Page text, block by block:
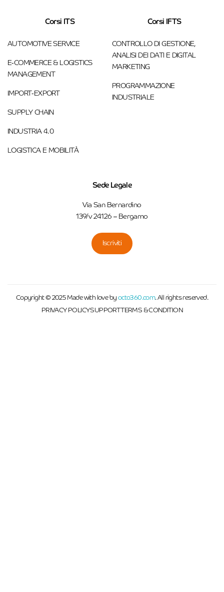
Corsi ITS
AUTOMOTIVE SERVICE
E-COMMERCE & LOGISTICS
MANAGEMENT
IMPORT-EXPORT
SUPPLY CHAIN
INDUSTRIA 4.0
LOGISTICA E MOBILITÀ
Corsi IFTS
CONTROLLO DI GESTIONE,
ANALISI DEI DATI E DIGITAL
MARKETING
PROGRAMMAZIONE
INDUSTRIALE
Sede Legale
Via San Bernardino
139/v 24126 – Bergamo
Iscriviti
Copyright © 2025 Made with love by octo360.com. All rights reserved.
PRIVACY POLICYSUPPORTTERMS & CONDITION